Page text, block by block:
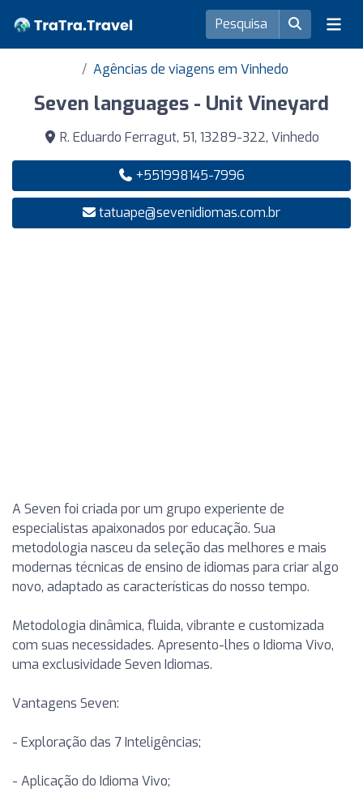
Agências de viagens em Vinhedo
Seven languages ​​- Unit Vineyard
R. Eduardo Ferragut, 51, 13289-322, Vinhedo
+551998145-7996
tatuape@sevenidiomas.com.br
A Seven foi criada por um grupo experiente de
especialistas apaixonados por educação. Sua
metodologia nasceu da seleção das melhores e mais
modernas técnicas de ensino de idiomas para criar algo
novo, adaptado as características do nosso tempo.
Metodologia dinâmica, fluida, vibrante e customizada
com suas necessidades. Apresento-lhes o Idioma Vivo,
uma exclusividade Seven Idiomas.
Vantagens Seven:
- Exploração das 7 Inteligências;
- Aplicação do Idioma Vivo;